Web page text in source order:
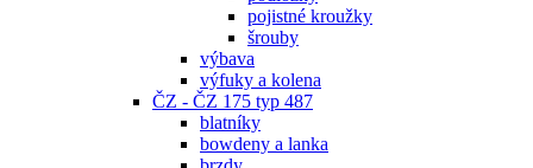
pojistné kroužky
šrouby
výbava
výfuky a kolena
ČZ - ČZ 175 typ 487
blatníky
bowdeny a lanka